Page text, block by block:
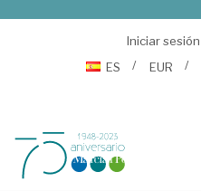
Iniciar sesión
ES
EUR